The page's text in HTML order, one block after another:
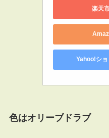
楽天
Yahoo!シ
色はオリーブドラブ